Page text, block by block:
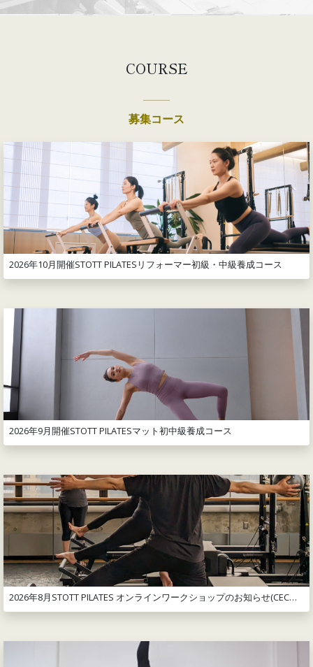
COURSE
募集コース
2026年10月開催STOTT PILATESリフォーマー初級・中級養成コース
2026年9月開催STOTT PILATESマット初中級養成コース
2026年8月STOTT PILATES オンラインワークショップのお知らせ(CEC取得可)